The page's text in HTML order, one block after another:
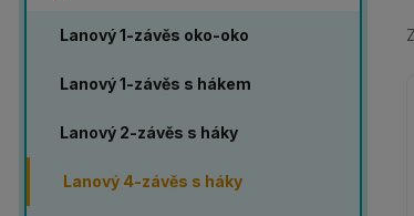
Lanový 1-závěs oko-oko
Lanový 1-závěs s hákem
Lanový 2-závěs s háky
Lanový 4-závěs s háky